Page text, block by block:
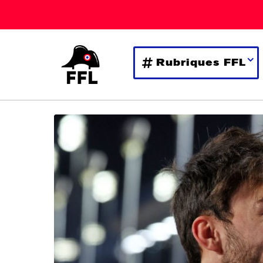
Rubriques FFL